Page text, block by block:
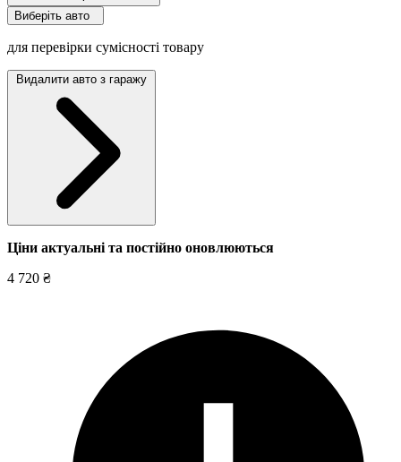
Виберіть авто
для перевірки сумісності товару
Видалити авто з гаражу
Ціни актуальні та постійно оновлюються
4 720 ₴